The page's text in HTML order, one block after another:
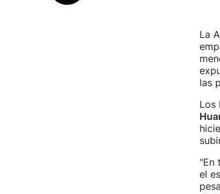
La
las
Los
"En
el